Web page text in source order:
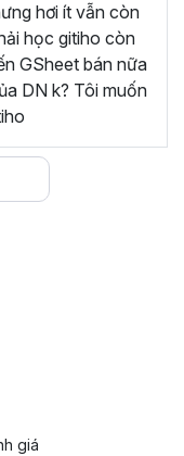
ngày để quản
ơn Gitiho và
lại những
viên trong suốt
khóa học.
phí nếu học
hơi ít vẫn còn
học gitiho còn
GSheet bán nữa
DN k? Tôi muốn
giá